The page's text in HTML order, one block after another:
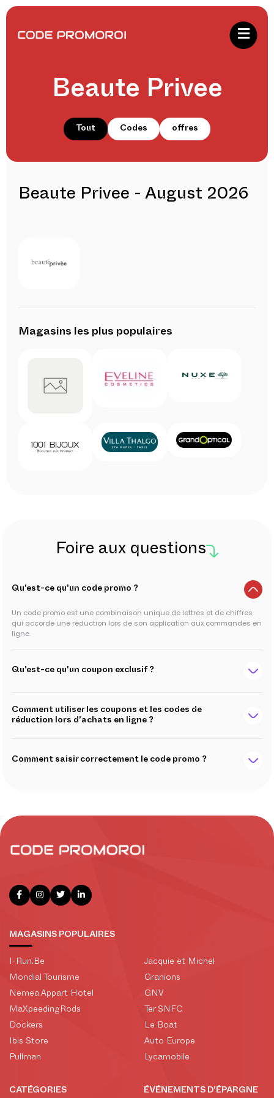
Beaute Privee
Tout Codes offres
Beaute Privee - August 2026
Magasins les plus populaires
Foire aux questions
Qu'est-ce qu'un code promo ?
Un code promo est une combinaison unique de lettres et de chiffres
qui accorde une réduction lors de son application aux commandes en
ligne.
Qu'est-ce qu'un coupon exclusif ?
Comment utiliser les coupons et les codes de
réduction lors d'achats en ligne ?
Comment saisir correctement le code promo ?
MAGASINS POPULAIRES
I-Run.Be
Mondial Tourisme
Nemea Appart Hotel
MaXpeedingRods
Dockers
Ibis Store
Pullman
Jacquie et Michel
Granions
GNV
Ter SNFC
Le Boat
Auto Europe
Lycamobile
CATÉGORIES ÉVÉNEMENTS D'ÉPARGNE